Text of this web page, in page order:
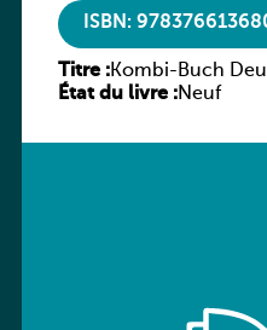
ISBN:
Titre :Kombi-Buch
État du livre :Neuf